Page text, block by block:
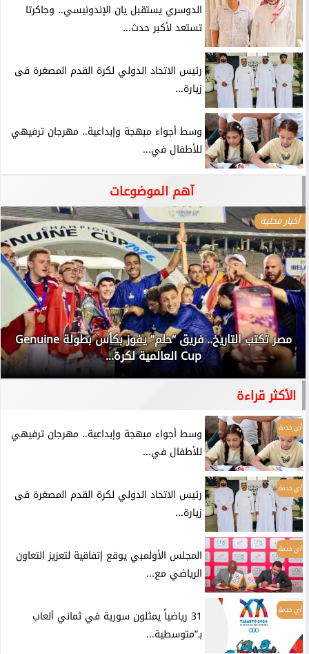
الدوسري يستقبل يان الإندونيسي.. وجاكرتا
تستعد لأكبر حدث...
رئيس الاتحاد الدولي لكرة القدم المصغرة فى
زيارة...
وسط أجواء مبهجة وإبداعية.. مهرجان ترفيهي
للأطفال في...
آهم الموضوعات
أخبار محلية
مصر تكتب التاريخ.. فريق “حلم” يفوز بكأس بطولة Genuine
Cup العالمية لكرة...
الأكثر قراءة
أي خدمة
وسط أجواء مبهجة وإبداعية.. مهرجان ترفيهي
للأطفال في...
أي خدمة
رئيس الاتحاد الدولي لكرة القدم المصغرة فى
زيارة...
أي خدمة
المجلس الأولمبي يوقع إتفاقية لتعزيز التعاون
الرياضي مع...
أي خدمة
31 رياضياً يمثلون سورية في ثماني ألعاب
بـ”متوسطية...